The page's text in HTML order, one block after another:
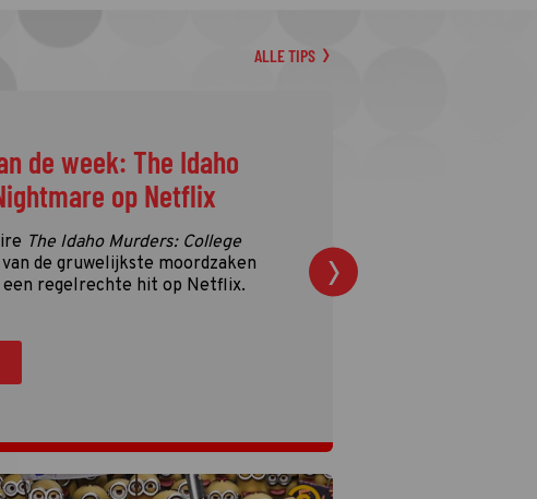
ALLE TIPS
de week: The Idaho
op Netflix
The Idaho Murders: College
de gruwelijkste moordzaken
een regelrechte hit op Netflix.